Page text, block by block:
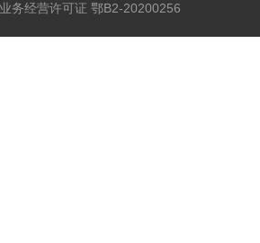
务经营许可证 鄂B2-20200256